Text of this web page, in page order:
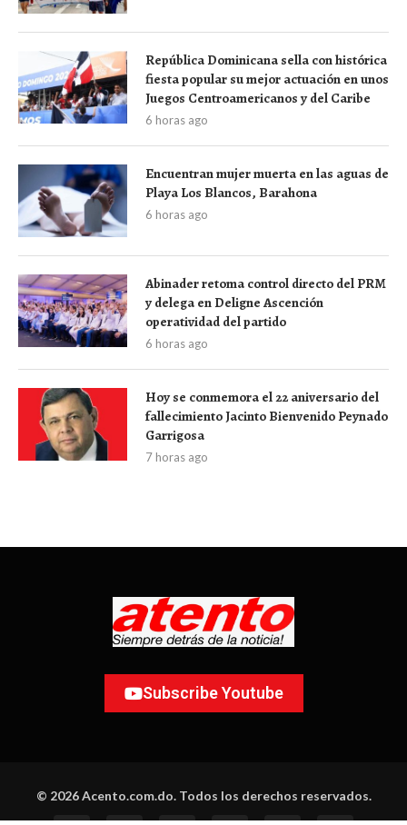
República Dominicana sella con histórica
fiesta popular su mejor actuación en unos
Juegos Centroamericanos y del Caribe
6 horas ago
Encuentran mujer muerta en las aguas de
Playa Los Blancos, Barahona
6 horas ago
Abinader retoma control directo del PRM
y delega en Deligne Ascención
operatividad del partido
6 horas ago
Hoy se conmemora el 22 aniversario del
fallecimiento Jacinto Bienvenido Peynado
Garrigosa
7 horas ago
Subscribe Youtube
© 2026 Acento.com.do. Todos los derechos reservados.